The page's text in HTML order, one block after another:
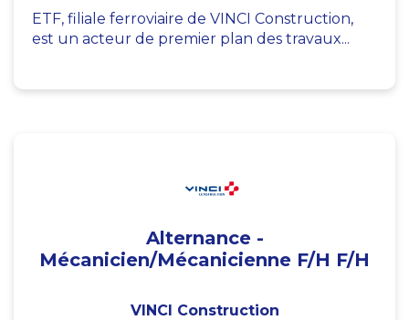
ETF, filiale ferroviaire de VINCI Construction,
est un acteur de premier plan des travaux...
Alternance -
Mécanicien/Mécanicienne F/H F/H
VINCI Construction